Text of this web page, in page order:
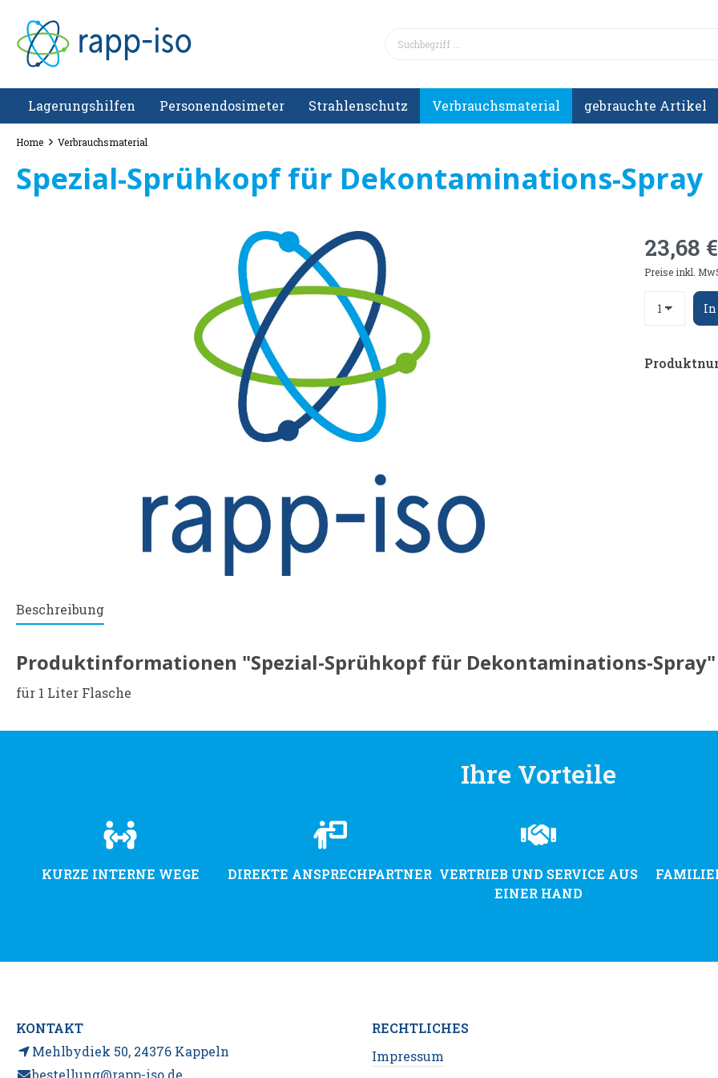
Lagerungshilfen Personendosimeter Strahlenschutz Verbrauchsmaterial gebrauchte Artikel
Home Verbrauchsmaterial
Spezial-Sprühkopf für Dekontaminations-Spray
23,68
Preise inkl.
In
Beschreibung
Produktinformationen "Spezial-Sprühkopf für Dekontaminations-Spray"
für 1 Liter Flasche
Ihre Vorteile
KURZE INTERNE WEGE DIREKTE ANSPRECHPARTNER VERTRIEB UND SERVICE AUS
EINER HAND
KONTAKT
Mehlbydiek 50, 24376 Kappeln
bestellung@rapp-iso.de
RECHTLICHES
Impressum